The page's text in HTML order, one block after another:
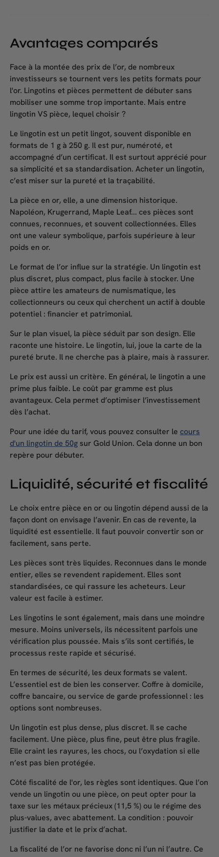
Avantages comparés
Face à la montée des prix de l’or, de nombreux
investisseurs se tournent vers les petits formats pour
l'or. Lingotins et pièces permettent de débuter sans
mobiliser une somme trop importante. Mais entre
lingotin VS pièce, lequel choisir ?
Le lingotin est un petit lingot, souvent disponible en
formats de 1 g à 250 g. Il est pur, numéroté, et
accompagné d’un certificat. Il est surtout apprécié pour
sa simplicité et sa standardisation. Acheter un lingotin,
c’est miser sur la pureté et la traçabilité.
La pièce en or, elle, a une dimension historique.
Napoléon, Krugerrand, Maple Leaf... ces pièces sont
connues, reconnues, et souvent collectionnées. Elles
ont une valeur symbolique, parfois supérieure à leur
poids en or.
Le format de l’or influe sur la stratégie. Un lingotin est
plus discret, plus compact, plus facile à stocker. Une
pièce attire les amateurs de numismatique, les
collectionneurs ou ceux qui cherchent un actif à double
potentiel : financier et patrimonial.
Sur le plan visuel, la pièce séduit par son design. Elle
raconte une histoire. Le lingotin, lui, joue la carte de la
pureté brute. Il ne cherche pas à plaire, mais à rassurer.
Le prix est aussi un critère. En général, le lingotin a une
prime plus faible. Le coût par gramme est plus
avantageux. Cela permet d’optimiser l’investissement
dès l’achat.
Pour une idée du tarif, vous pouvez consulter le cours
d'un lingotin de 50gsur Gold Union. Cela donne un bon
repère pour débuter.
Liquidité, sécurité et fiscalité
Le choix entre pièce en or ou lingotin dépend aussi de la
façon dont on envisage l’avenir. En cas de revente, la
liquidité est essentielle. Il faut pouvoir convertir son or
facilement, sans perte.
Les pièces sont très liquides. Reconnues dans le monde
entier, elles se revendent rapidement. Elles sont
standardisées, ce qui rassure les acheteurs. Leur
valeur est facile à estimer.
Les lingotins le sont également, mais dans une moindre
mesure. Moins universels, ils nécessitent parfois une
vérification plus poussée. Mais s’ils sont certifiés, le
processus reste rapide et sécurisé.
En termes de sécurité, les deux formats se valent.
L’essentiel est de bien les conserver. Coffre à domicile,
coffre bancaire, ou service de garde professionnel : les
options sont nombreuses.
Un lingotin est plus dense, plus discret. Il se cache
facilement. Une pièce, plus fine, peut être plus fragile.
Elle craint les rayures, les chocs, ou l’oxydation si elle
n’est pas bien protégée.
Côté fiscalité de l'or, les règles sont identiques. Que l’on
vende un lingotin ou une pièce, on peut opter pour la
taxe sur les métaux précieux (11,5 %) ou le régime des
plus-values, avec abattement. La condition : pouvoir
justifier la date et le prix d’achat.
La fiscalité de l’or ne favorise donc ni l’un ni l’autre. Ce